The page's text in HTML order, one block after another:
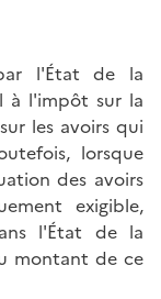
l'État de la
à l'impôt sur la
les avoirs qui
lorsque
des avoirs
exigible,
l'État de la
montant de ce